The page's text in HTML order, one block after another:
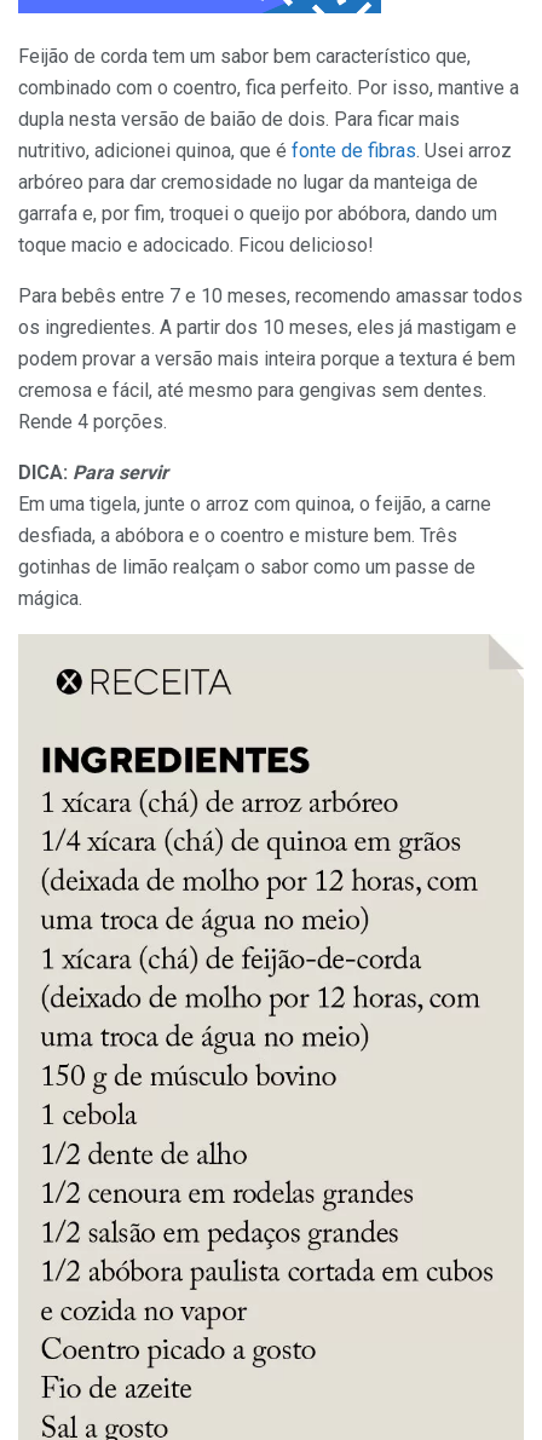
Feijão de corda tem um sabor bem característico que,
combinado com o coentro, fica perfeito. Por isso, mantive a
dupla nesta versão de baião de dois. Para ficar mais
nutritivo, adicionei quinoa, que é fonte de fibras. Usei arroz
arbóreo para dar cremosidade no lugar da manteiga de
garrafa e, por fim, troquei o queijo por abóbora, dando um
toque macio e adocicado. Ficou delicioso!
Para bebês entre 7 e 10 meses, recomendo amassar todos
os ingredientes. A partir dos 10 meses, eles já mastigam e
podem provar a versão mais inteira porque a textura é bem
cremosa e fácil, até mesmo para gengivas sem dentes.
Rende 4 porções.
DICA: Para servir
Em uma tigela, junte o arroz com quinoa, o feijão, a carne
desfiada, a abóbora e o coentro e misture bem. Três
gotinhas de limão realçam o sabor como um passe de
mágica.